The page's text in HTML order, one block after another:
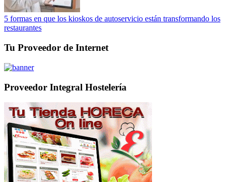
5 formas en que los kioskos de autoservicio están transformando los
restaurantes
Tu Proveedor de Internet
Proveedor Integral Hostelería